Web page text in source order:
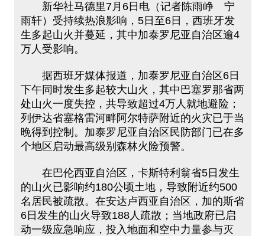
新华社马德里7月6日电（记者陈雨峥 宁
雨轩）受持续热浪影响，5日至6日，西班牙发
生多起山火并蔓延，其中加泰罗尼亚自治区逾4
万人受影响。
据西班牙媒体报道，加泰罗尼亚自治区6日
下午同时发生多起较大山火，其中巴塞罗那省两
处山火一度失控，共导致超过4万人就地避险；
列伊达省塞格雷河畔阿尔特萨附近的火灾已于当
晚得到控制。加泰罗尼亚自治区民防部门已在多
个地区启动最高级别森林火险预警。
在巴伦西亚自治区，卡斯特利翁省5日发生
的山火已影响约180公顷土地，导致附近约500
名居民被疏散。在安达卢西亚自治区，加的斯省
6日发生的山火导致188人疏散；当地政府已启
动一级应急响应，投入地面和空中力量参与灭